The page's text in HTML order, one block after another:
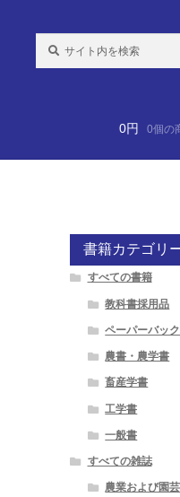
0円 0個の
書籍カテゴリ
すべての書籍
教科書採用品
ペーパーバック
農書・農学書
畜産学書
工学書
一般書
すべての雑誌
農業および園芸